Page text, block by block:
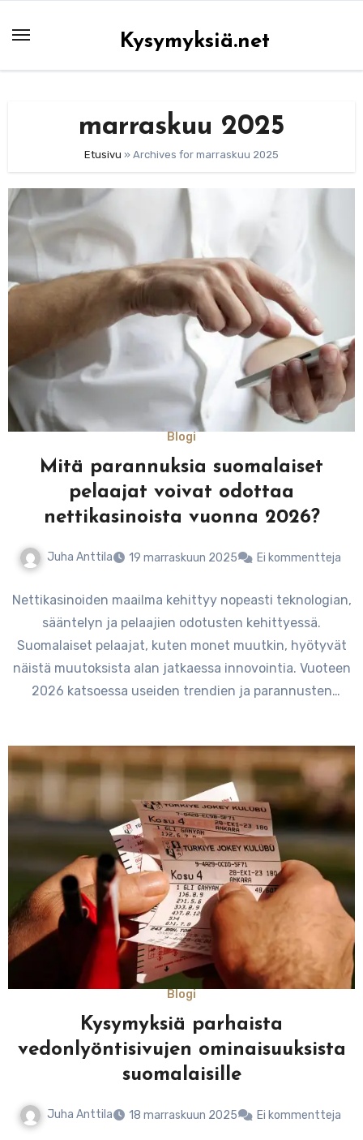
Kysymyksiä.net
marraskuu 2025
Etusivu » Archives for marraskuu 2025
Blogi
Mitä parannuksia suomalaiset
pelaajat voivat odottaa
nettikasinoista vuonna 2026?
Juha Anttila 19 marraskuun 2025 Ei kommentteja
Nettikasinoiden maailma kehittyy nopeasti teknologian,
sääntelyn ja pelaajien odotusten kehittyessä.
Suomalaiset pelaajat, kuten monet muutkin, hyötyvät
näistä muutoksista alan jatkaessa innovointia. Vuoteen
2026 katsoessa useiden trendien ja parannusten
Blogi
Kysymyksiä parhaista
vedonlyöntisivujen ominaisuuksista
suomalaisille
Juha Anttila 18 marraskuun 2025 Ei kommentteja